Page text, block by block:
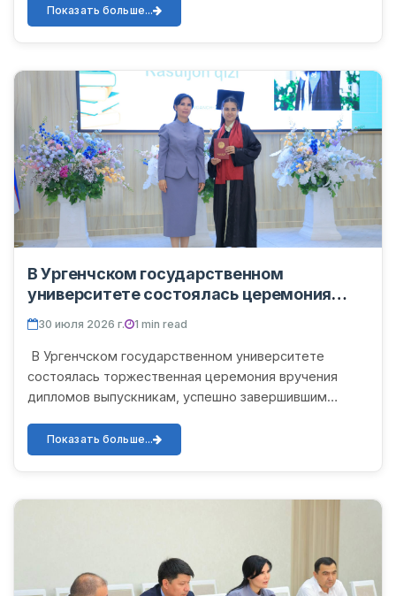
встречи были отмечены...
Показать больше...
В Ургенчском государственном
университете состоялась церемония
вручения дипломов выпускникам
магистратуры
30 июля 2026 г. 1 min read
В Ургенчском государственном университете
состоялась торжественная церемония вручения
дипломов выпускникам, успешно завершившим
В мероприятии приняли...
Показать больше...